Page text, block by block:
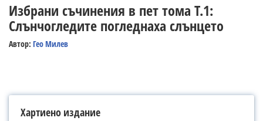
Избрани съчинения в пет тома Т.1:
Слънчогледите погледнаха слънцето
Автор: Гео Милев
Хартиено издание